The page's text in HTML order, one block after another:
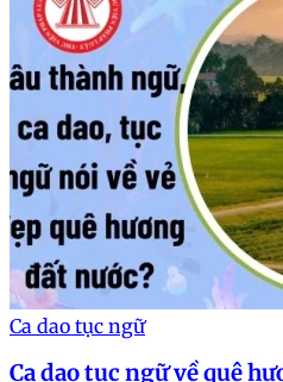
Ca dao tục ngữ
Ca dao tục ngữ về quê